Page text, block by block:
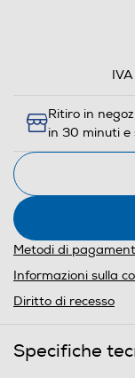
di
Ritiro in
in 30 minuti
Metodi di
Informazioni sulla
Diritto di recesso
Specifiche